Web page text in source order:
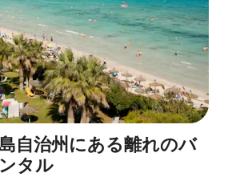
自治州にある離れのバ
タル